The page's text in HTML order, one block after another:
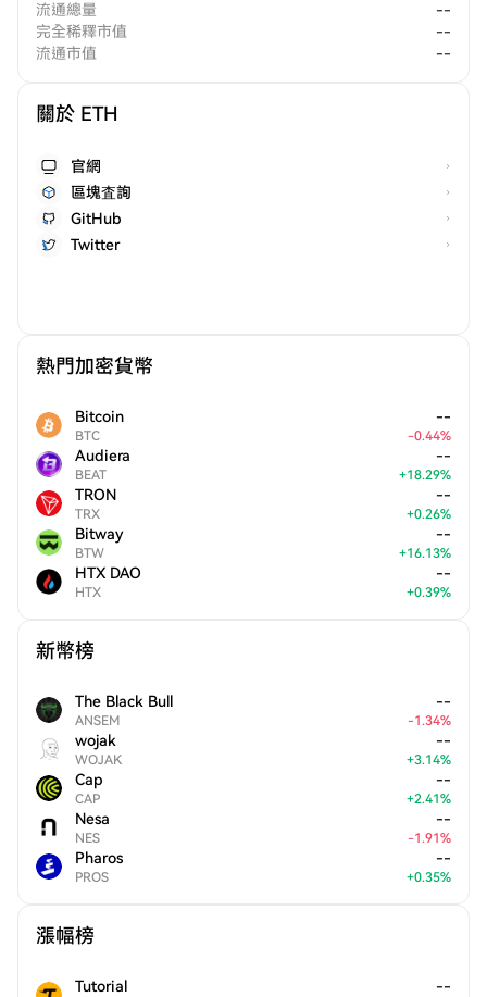
流通總量
--
完全稀釋市值
--
流通市值
--
關於 ETH
官網
區塊査詢
GitHub
Twitter
熱門加密貨幣
Bitcoin
BTC
--
-0.44%
Audiera
BEAT
--
+18.29%
TRON
TRX
--
+0.26%
Bitway
BTW
--
+16.13%
HTX DAO
HTX
--
+0.39%
新幣榜
The Black Bull
ANSEM
--
-1.34%
wojak
WOJAK
--
+3.14%
Cap
CAP
--
+2.41%
Nesa
NES
--
-1.91%
Pharos
PROS
--
+0.35%
漲幅榜
Tutorial --